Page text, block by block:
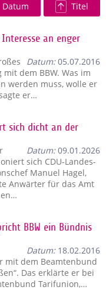
Datum Titel
an enger
Datum:05.07.2016
dem BBW. Was im
werden muss, wolle er
er…
sich dicht an der
Datum:09.01.2026
sich CDU-Landes-
Manuel Hagel,
Anwärter für das Amt
BBW ein Bündnis
Datum:18.02.2016
mit dem Beamtenbund
Das erklärte er bei
Tarifunion,…